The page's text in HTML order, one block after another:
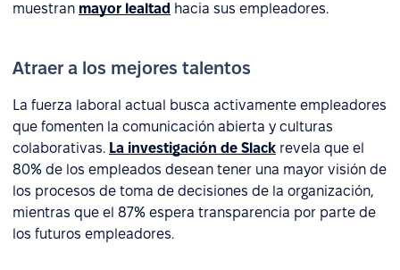
muestran mayor lealtad hacia sus empleadores.
Atraer a los mejores talentos
La fuerza laboral actual busca activamente empleadores
que fomenten la comunicación abierta y culturas
colaborativas. La investigación de Slack revela que el
80% de los empleados desean tener una mayor visión de
los procesos de toma de decisiones de la organización,
mientras que el 87% espera transparencia por parte de
los futuros empleadores.